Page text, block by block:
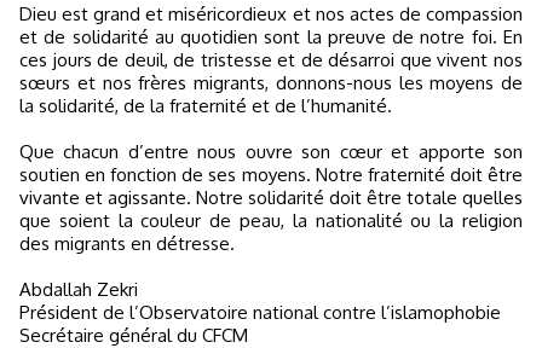
Dieu est grand et miséricordieux et nos actes de compassion
et de solidarité au quotidien sont la preuve de notre foi. En
ces jours de deuil, de tristesse et de désarroi que vivent nos
sœurs et nos frères migrants, donnons-nous les moyens de
la solidarité, de la fraternité et de l’humanité.
Que chacun d’entre nous ouvre son cœur et apporte son
soutien en fonction de ses moyens. Notre fraternité doit être
vivante et agissante. Notre solidarité doit être totale quelles
que soient la couleur de peau, la nationalité ou la religion
des migrants en détresse.
Abdallah Zekri
Président de l’Observatoire national contre l’islamophobie
Secrétaire général du CFCM